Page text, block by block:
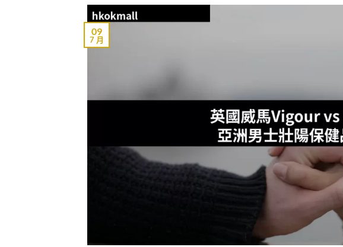
09
7 月